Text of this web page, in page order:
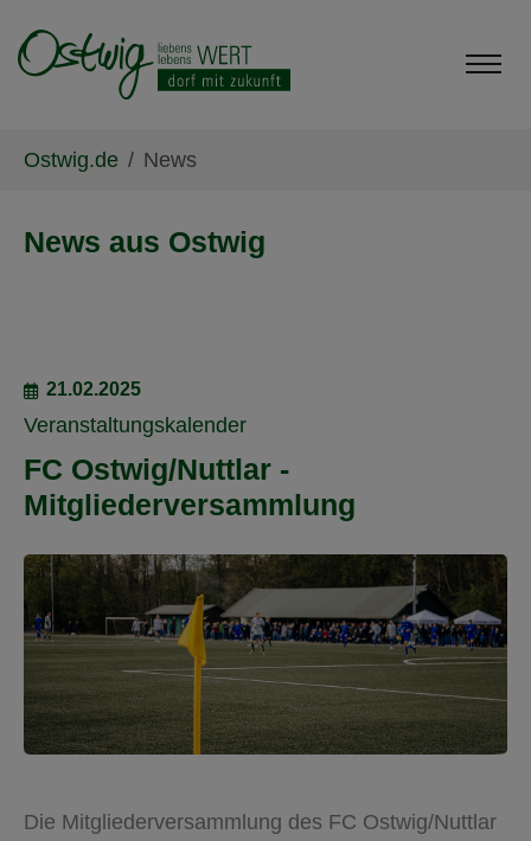
Ostwig.de News
News aus Ostwig
21.02.2025
Veranstaltungskalender
FC Ostwig/Nuttlar -
Mitgliederversammlung
Die Mitgliederversammlung des FC Ostwig/Nuttlar